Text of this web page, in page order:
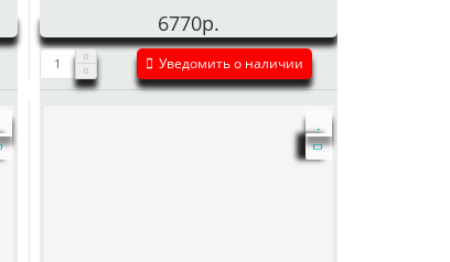
6770р.
Уведомить о наличии